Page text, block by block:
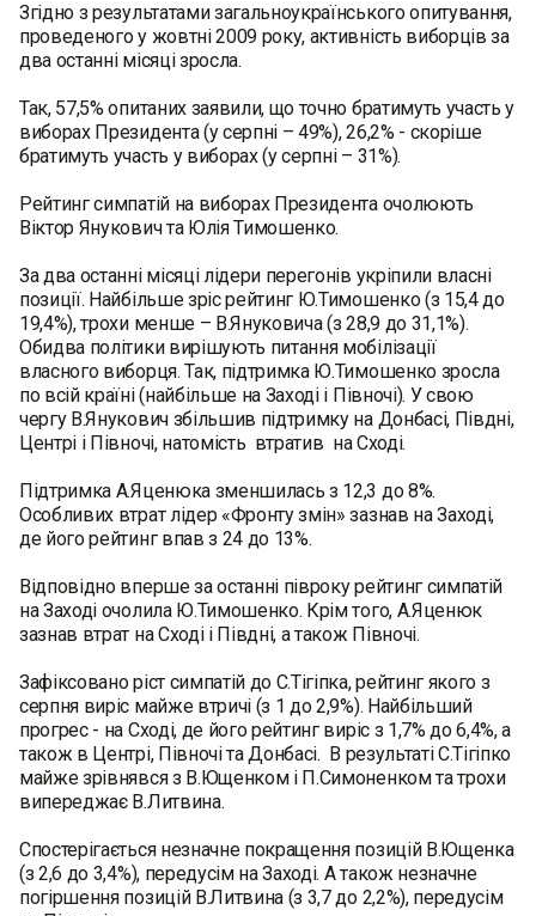
Згідно з результатами загальноукраїнського опитування,
проведеного у жовтні 2009 року, активність виборців за
два останні місяці зросла.
Так, 57,5% опитаних заявили, що точно братимуть участь у
виборах Президента (у серпні – 49%), 26,2% - скоріше
братимуть участь у виборах (у серпні – 31%).
Рейтинг симпатій на виборах Президента очолюють
Віктор Янукович та Юлія Тимошенко.
За два останні місяці лідери перегонів укріпили власні
позиції. Найбільше зріс рейтинг Ю.Тимошенко (з 15,4 до
19,4%), трохи менше – В.Януковича (з 28,9 до 31,1%).
Обидва політики вирішують питання мобілізації
власного виборця. Так, підтримка Ю.Тимошенко зросла
по всій країні (найбільше на Заході і Півночі). У свою
чергу В.Янукович збільшив підтримку на Донбасі, Півдні,
Центрі і Півночі, натомість втратив на Сході.
Підтримка А.Яценюка зменшилась з 12,3 до 8%.
Особливих втрат лідер «Фронту змін» зазнав на Заході,
де його рейтинг впав з 24 до 13%.
Відповідно вперше за останні півроку рейтинг симпатій
на Заході очолила Ю.Тимошенко. Крім того, А.Яценюк
зазнав втрат на Сході і Півдні, а також Півночі.
Зафіксовано ріст симпатій до С.Тігіпка, рейтинг якого з
серпня виріс майже втричі (з 1 до 2,9%). Найбільший
прогрес - на Сході, де його рейтинг виріс з 1,7% до 6,4%, а
також в Центрі, Півночі та Донбасі. В результаті С.Тігіпко
майже зрівнявся з В.Ющенком і П.Симоненком та трохи
випереджає В.Литвина.
Спостерігається незначне покращення позицій В.Ющенка
(з 2,6 до 3,4%), передусім на Заході. А також незначне
погіршення позицій В.Литвина (з 3,7 до 2,2%), передусім